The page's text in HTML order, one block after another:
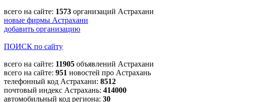
всего на сайте: 1573 организаций Астрахани
новые фирмы Астрахани
добавить организацию
ПОИСК по сайту
всего на сайте: 11905 объявлений Астрахани
всего на сайте: 951 новостей про Астрахань
телефонный код Астрахани: 8512
почтовый индекс Астрахань: 414000
автомобильный код региона: 30